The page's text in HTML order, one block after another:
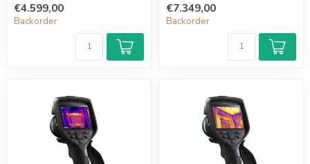
€4.599,00
Backorder
€7.349,00
Backorder